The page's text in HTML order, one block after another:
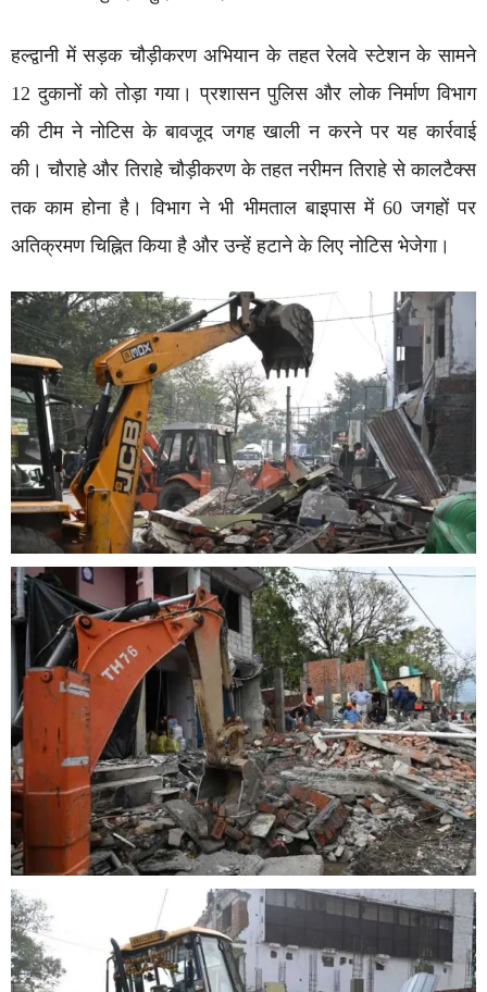
हल्द्वानी में सड़क चौड़ीकरण अभियान के तहत रेलवे स्टेशन के सामने
12 दुकानों को तोड़ा गया। प्रशासन पुलिस और लोक निर्माण विभाग
की टीम ने नोटिस के बावजूद जगह खाली न करने पर यह कार्रवाई
की। चौराहे और तिराहे चौड़ीकरण के तहत नरीमन तिराहे से कालटैक्स
तक काम होना है। विभाग ने भी भीमताल बाइपास में 60 जगहों पर
अतिक्रमण चिह्नित किया है और उन्हें हटाने के लिए नोटिस भेजेगा।